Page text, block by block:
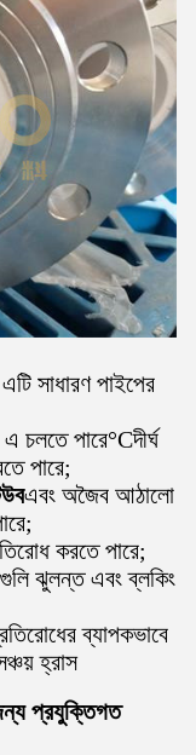
সাধারণ পাইপের
চলতে পারে°Cদীর্ঘ
পারে;
এবং অজৈব আঠালো
করতে পারে;
ঝুলন্ত এবং ব্লকিং
ব্যাপকভাবে
হ্রাস
প্রযুক্তিগত